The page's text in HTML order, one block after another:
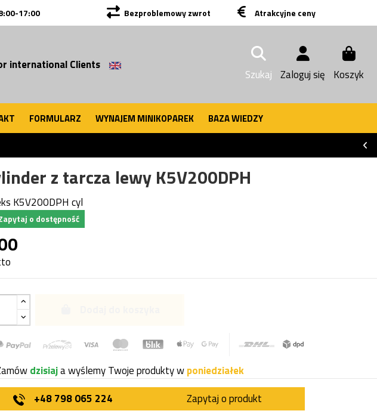
17:00 Bezproblemowy zwrot Atrakcyjne ceny
international Clients
Szukaj Zaloguj się Koszyk
FORMULARZ WYNAJEM MINIKOPAREK BAZA WIEDZY
z tarcza lewy K5V200DPH
K5V200DPH cyl
o dostępność
dzisiaja wyślemy Twoje produkty wponiedziałek
+48 798 065 224
Zapytaj o produkt